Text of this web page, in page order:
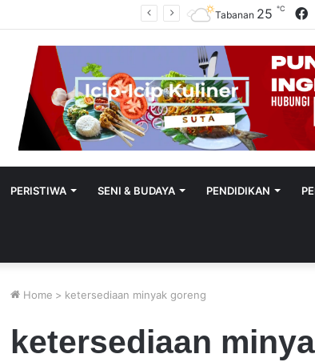
Tabanan 25℃
PERISTIWA SENI & BUDAYA PENDIDIKAN
Home > ketersediaan minyak goreng
ketersediaan